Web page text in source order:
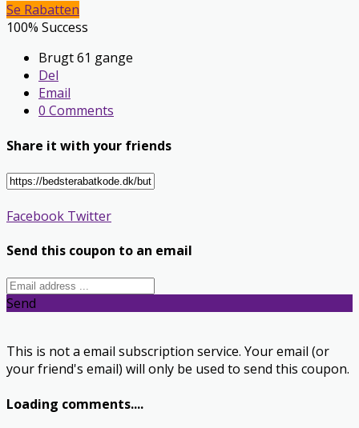
Se Rabatten
100% Success
Brugt 61 gange
Del
Email
0 Comments
Share it with your friends
Facebook Twitter
Send this coupon to an email
Send
This is not a email subscription service. Your email (or
your friend's email) will only be used to send this coupon.
Loading comments....